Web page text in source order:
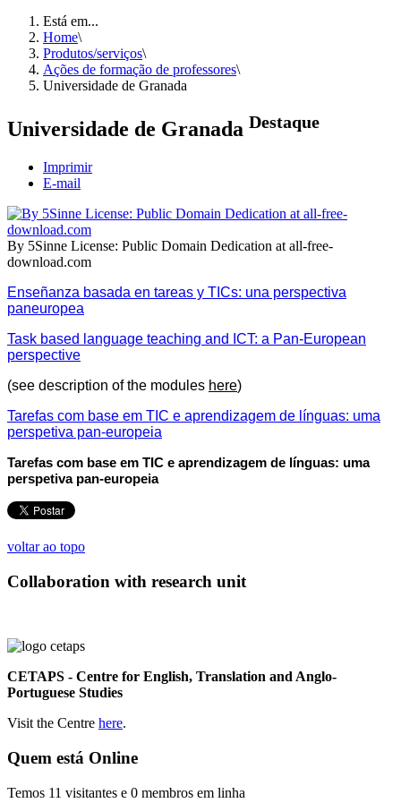
Está em...
Home\
Produtos/serviços\
Ações de formação de professores\
Universidade de Granada
Universidade de Granada Destaque
Imprimir
E-mail
By 5Sinne License: Public Domain Dedication at all-free-
download.com
Enseñanza basada en tareas y TICs: una perspectiva
paneuropea
Task based language teaching and ICT: a Pan-European
perspective
(see description of the modules here)
Tarefas com base em TIC e aprendizagem de línguas: uma
perspetiva pan-europeia
Tarefas com base em TIC e aprendizagem de línguas: uma
perspetiva pan-europeia
voltar ao topo
Collaboration with research unit
CETAPS - Centre for English, Translation and Anglo-
Portuguese Studies
Visit the Centre here.
Quem está Online
Temos 11 visitantes e 0 membros em linha